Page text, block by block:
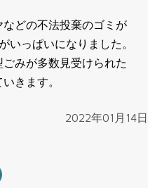
どの不法投棄のゴミが
いっぱいになりました。
みが多数見受けられた
きます。
2022年01月14日